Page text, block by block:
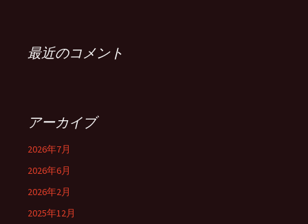
最近のコメント
アーカイブ
2026年7月
2026年6月
2026年2月
2025年12月